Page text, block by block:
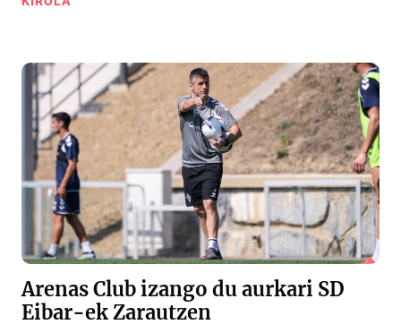
Arenas Club izango du aurkari SD
Eibar-ek Zarautzen